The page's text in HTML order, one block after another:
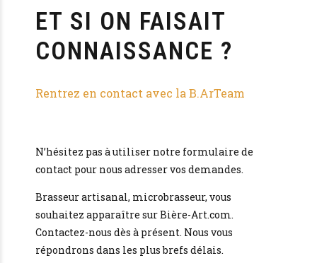
ET SI ON FAISAIT
CONNAISSANCE ?
Rentrez en contact avec la B.ArTeam
N’hésitez pas à utiliser notre formulaire de
contact pour nous adresser vos demandes.
Brasseur artisanal, microbrasseur, vous
souhaitez apparaître sur Bière-Art.com.
Contactez-nous dès à présent. Nous vous
répondrons dans les plus brefs délais.